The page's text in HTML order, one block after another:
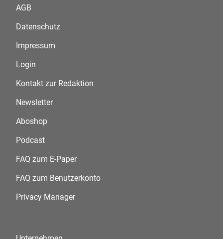
AGB
Datenschutz
Impressum
Login
Kontakt zur Redaktion
Newsletter
Aboshop
Podcast
FAQ zum E-Paper
FAQ zum Benutzerkonto
Privacy Manager